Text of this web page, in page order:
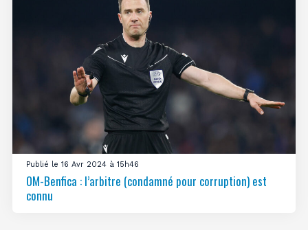
Publié le 16 Avr 2024 à 15h46
OM-Benfica : l’arbitre (condamné pour corruption) est
connu